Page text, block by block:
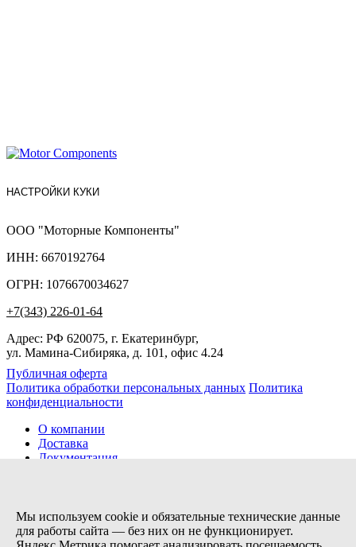
НАСТРОЙКИ КУКИ
ООО "Моторные Компоненты"
ИНН: 6670192764
ОГРН: 1076670034627
+7(343) 226-01-64
Адрес: РФ 620075, г. Екатеринбург,
ул. Мамина-Сибиряка, д. 101, офис 4.24
Публичная оферта
Политика обработки персональных данных Политика
конфиденциальности
О компании
Доставка
Документация
Контакты
Мы используем cookie и обязательные технические данные
для работы сайта — без них он не функционирует.